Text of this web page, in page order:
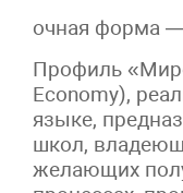
очная форма
Профиль
Economy),
языке,
школ,
желающих